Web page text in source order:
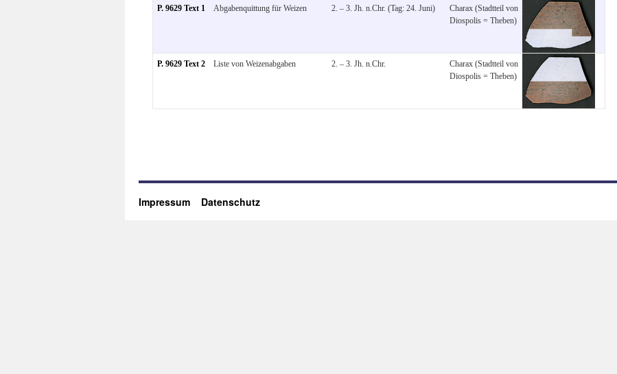
P. 9629 Text 1 Abgabenquittung für Weizen 2. – 3. Jh. n.Chr. (Tag: 24. Juni)
Charax (Stadtteil von
Diospolis = Theben)
P. 9629 Text 2 Liste von Weizenabgaben 2. – 3. Jh. n.Chr.
Charax (Stadtteil von
Diospolis = Theben)
Impressum Datenschutz